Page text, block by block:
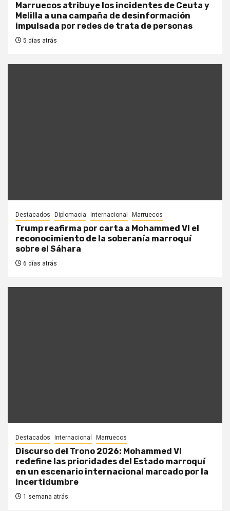
Marruecos atribuye los incidentes de Ceuta y
Melilla a una campaña de desinformación
impulsada por redes de trata de personas
5 días atrás
Destacados Diplomacia Internacional Marruecos
Trump reafirma por carta a Mohammed VI el
reconocimiento de la soberanía marroquí
sobre el Sáhara
6 días atrás
Destacados Internacional Marruecos
Discurso del Trono 2026: Mohammed VI
redefine las prioridades del Estado marroquí
en un escenario internacional marcado por la
incertidumbre
1 semana atrás